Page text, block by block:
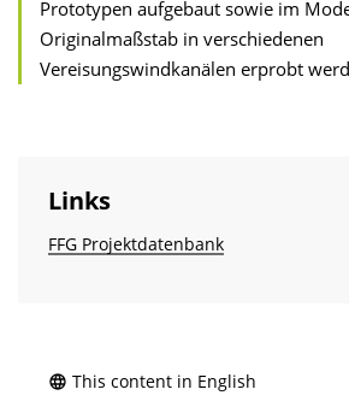
Prototypen aufgebaut sowie im
Originalmaßstab in verschiedenen
Vereisungswindkanälen erprobt
Links
FFG Projektdatenbank
This content in English